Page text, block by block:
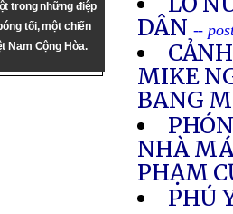
trong những điệp
tối, một chiến
Nam Cộng Hòa.
DÂN --
MIKE
BANG
NHÀ
PHẠM
PHÚ